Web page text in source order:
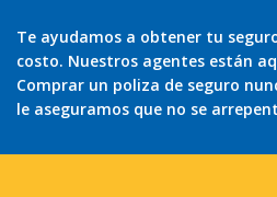
Te ayudamos a obtener tu
costo. Nuestros agentes están
Comprar un poliza de seguro
le aseguramos que no se